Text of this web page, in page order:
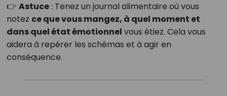
👉 Astuce: Tenez un journal alimentaire où vous
notez ce que vous mangez, à quel moment et
dans quel état émotionnel vous étiez. Cela vous
aidera à repérer les schémas et à agir en
conséquence.